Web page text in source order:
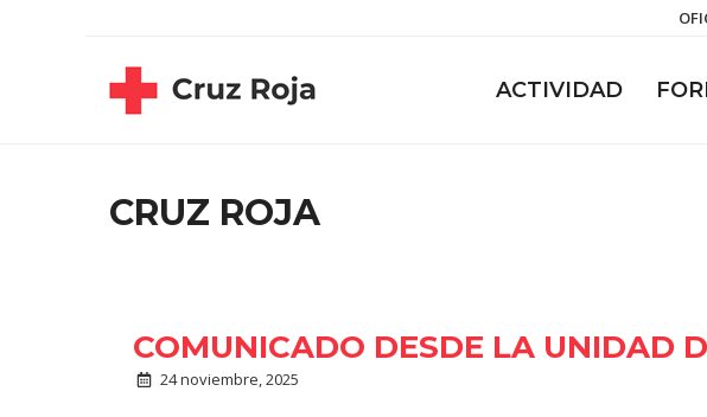
ACTIVIDAD
CRUZ ROJA
COMUNICADO DESDE LA UNIDAD
24 noviembre, 2025